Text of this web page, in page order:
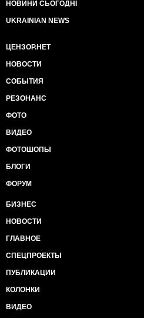
НОВИНИ СЬОГОДНІ
UKRAINIAN NEWS
ЦЕНЗОР.НЕТ
НОВОСТИ
СОБЫТИЯ
РЕЗОНАНС
ФОТО
ВИДЕО
ФОТОШОПЫ
БЛОГИ
ФОРУМ
БИЗНЕС
НОВОСТИ
ГЛАВНОЕ
СПЕЦПРОЕКТЫ
ПУБЛИКАЦИИ
КОЛОНКИ
ВИДЕО